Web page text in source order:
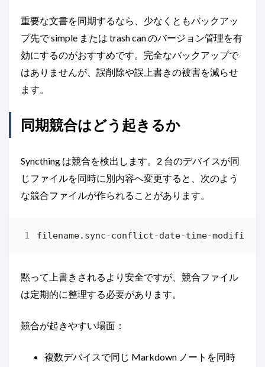
重要な文書を同期するなら、少なくともバックアッ
プ先で simple または trash can のバージョン管理を有
効にするのがおすすめです。完全なバックアップで
はありませんが、誤削除や誤上書きの被害を減らせ
ます。
同期競合はどう起きるか
Syncthing は競合を検出します。2 台のデバイスが同
じファイルを同時に別内容へ変更すると、次のよう
な競合ファイルが作られることがあります。
黙って上書きされるより安全ですが、競合ファイル
は定期的に整理する必要があります。
競合が起きやすい場面：
複数デバイスで同じ Markdown ノートを同時